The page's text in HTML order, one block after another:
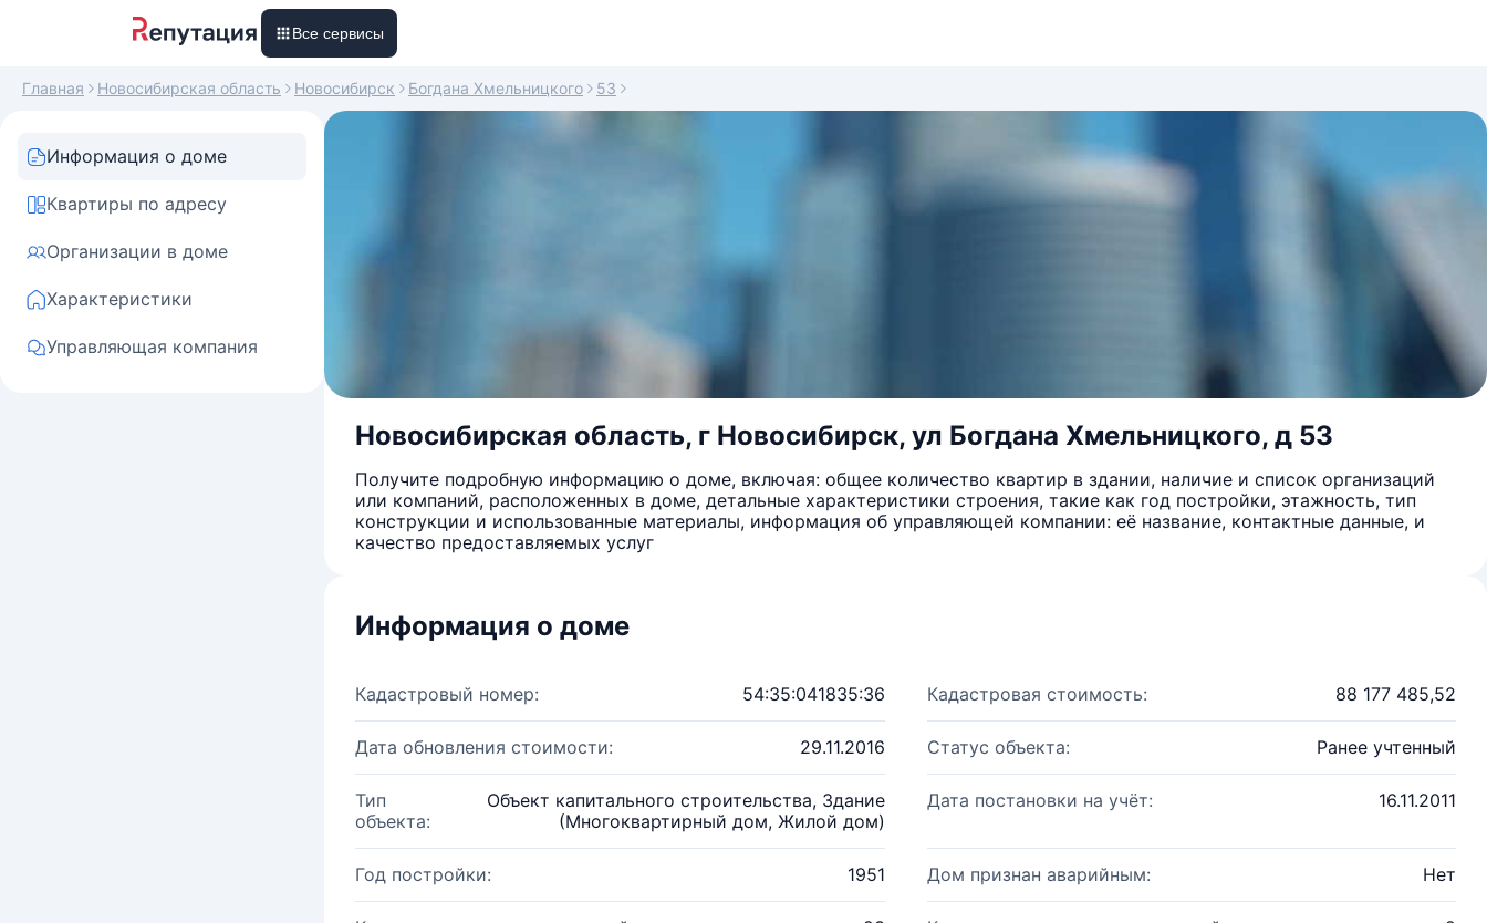
Все сервисы
Главная Новосибирская область Новосибирск Богдана Хмельницкого 53
Информация о доме
Квартиры по адресу
Организации в доме
Характеристики
Управляющая компания
Новосибирская область, г Новосибирск, ул Богдана Хмельницкого, д 53
Получите подробную информацию о доме, включая: общее количество квартир в здании, наличие и список организаций
или компаний, расположенных в доме, детальные характеристики строения, такие как год постройки, этажность, тип
конструкции и использованные материалы, информация об управляющей компании: её название, контактные данные, и
качество предоставляемых услуг
Информация о доме
Кадастровый номер: 54:35:041835:36 Кадастровая стоимость: 88 177 485,52
Дата обновления стоимости: 29.11.2016 Статус объекта: Ранее учтенный
Тип
объекта:
Объект капитального строительства, Здание
(Многоквартирный дом, Жилой дом)
Дата постановки на учёт: 16.11.2011
Год постройки: 1951 Дом признан аварийным: Нет